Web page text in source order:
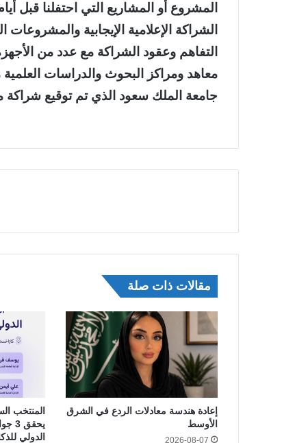
المشروع أو المشاريع التي احتفلنا قبل
الشراكة الإعلامية الإيجابية
التفاهم وعقود الشراكة مع عدد من
معاهد ومراكز البحوث والدراسات
جامعة الملك سعود الذي تم توقيع شراكة
مقالات ذات صلة
إعادة هندسة معادلات الردع في الشرق
الأوسط
2026-08-07
المنتخب
الدولي